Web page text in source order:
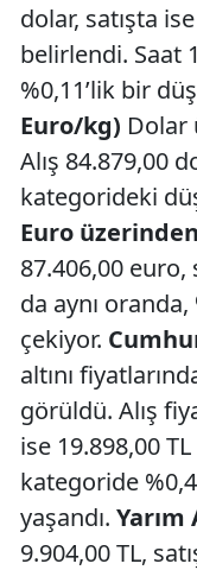
dolar, satışta
belirlendi. Saat
%0,11’lik bir
Euro/kg) Dolar
Alış 84.879,00
kategorideki
Euro
87.406,00 euro,
da aynı
çekiyor.
altını
görüldü. Alış
ise 19.898,00
kategoride
yaşandı. Yarım
9.904,00 TL,